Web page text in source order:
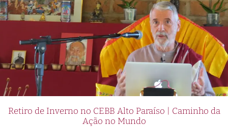
Retiro de Inverno no CEBB Alto Paraíso | Caminho da
Ação no Mundo